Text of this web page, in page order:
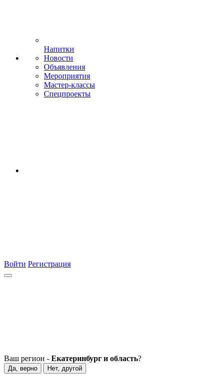
Напитки
Новости
Объявления
Мероприятия
Мастер-классы
Спецпроекты
Войти Регистрация
Ваш регион - Екатеринбург и область?
Да, верно Нет, другой